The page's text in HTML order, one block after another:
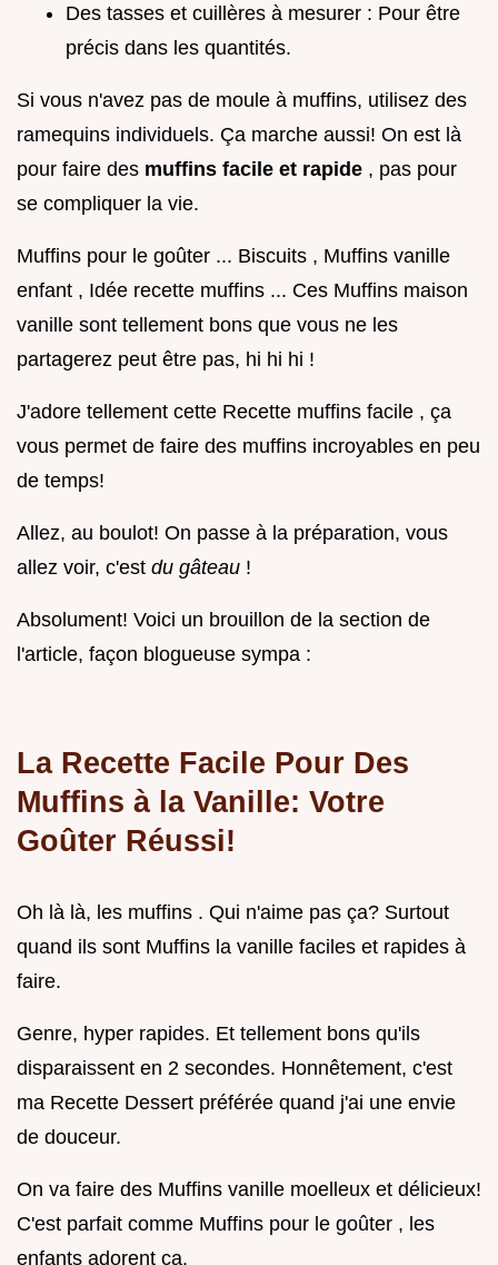
Des tasses et cuillères à mesurer : Pour être
précis dans les quantités.
Si vous n'avez pas de moule à muffins, utilisez des
ramequins individuels. Ça marche aussi! On est là
pour faire des muffins facile et rapide , pas pour
se compliquer la vie.
Muffins pour le goûter ... Biscuits , Muffins vanille
enfant , Idée recette muffins ... Ces Muffins maison
vanille sont tellement bons que vous ne les
partagerez peut être pas, hi hi hi !
J'adore tellement cette Recette muffins facile , ça
vous permet de faire des muffins incroyables en peu
de temps!
Allez, au boulot! On passe à la préparation, vous
allez voir, c'est du gâteau !
Absolument! Voici un brouillon de la section de
l'article, façon blogueuse sympa :
La Recette Facile Pour Des
Muffins à la Vanille: Votre
Goûter Réussi!
Oh là là, les muffins . Qui n'aime pas ça? Surtout
quand ils sont Muffins la vanille faciles et rapides à
faire.
Genre, hyper rapides. Et tellement bons qu'ils
disparaissent en 2 secondes. Honnêtement, c'est
ma Recette Dessert préférée quand j'ai une envie
de douceur.
On va faire des Muffins vanille moelleux et délicieux!
C'est parfait comme Muffins pour le goûter , les
enfants adorent ça.